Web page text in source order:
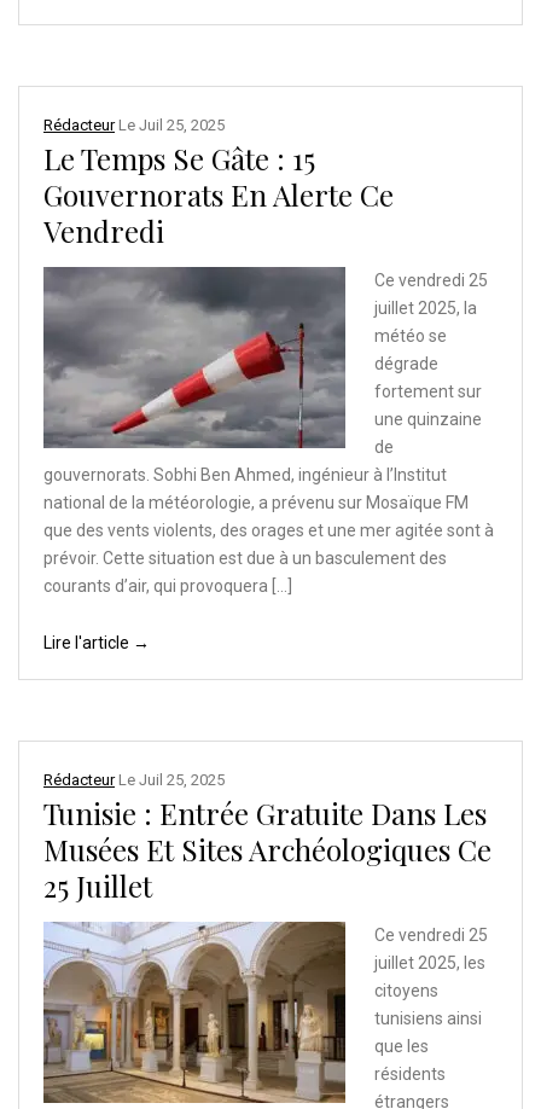
RédacteurLe Juil 25, 2025
Le Temps Se Gâte : 15
Gouvernorats En Alerte Ce
Vendredi
Ce vendredi 25
juillet 2025, la
météo se
dégrade
fortement sur
une quinzaine
de
gouvernorats. Sobhi Ben Ahmed, ingénieur à l’Institut
national de la météorologie, a prévenu sur Mosaïque FM
que des vents violents, des orages et une mer agitée sont à
prévoir. Cette situation est due à un basculement des
courants d’air, qui provoquera […]
Lire l'article →
RédacteurLe Juil 25, 2025
Tunisie : Entrée Gratuite Dans Les
Musées Et Sites Archéologiques Ce
25 Juillet
Ce vendredi 25
juillet 2025, les
citoyens
tunisiens ainsi
que les
résidents
étrangers